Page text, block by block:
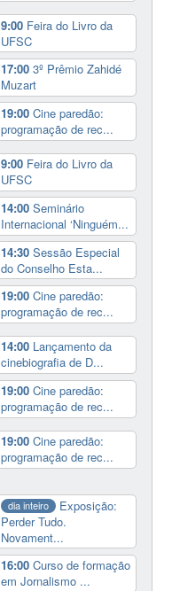
9:00 Feira do Livro da
UFSC
17:003º Prêmio Zahidé
Muzart
19:00Cine paredão:
programação de rec...
9:00 Feira do Livro da
UFSC
14:00Seminário
Internacional ‘Ninguém...
14:30Sessão Especial
do Conselho Esta...
19:00Cine paredão:
programação de rec...
14:00 Lançamento da
cinebiografia de D...
19:00Cine paredão:
programação de rec...
19:00Cine paredão:
programação de rec...
dia inteiro
Exposição:
Perder Tudo.
Novament...
16:00Curso de formação
em Jornalismo ...